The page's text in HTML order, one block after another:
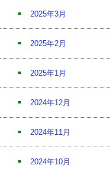
2025年3月
2025年2月
2025年1月
2024年12月
2024年11月
2024年10月